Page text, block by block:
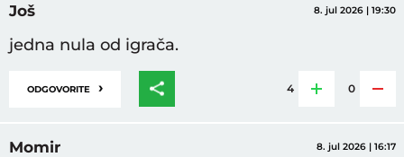
Još 8. jul 2026 | 19:30
jedna nula od igrača.
ODGOVORITE › 4 0
Momir 8. jul 2026 | 16:17